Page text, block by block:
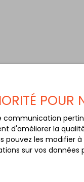
POUR
la
les modifier
sur vos données